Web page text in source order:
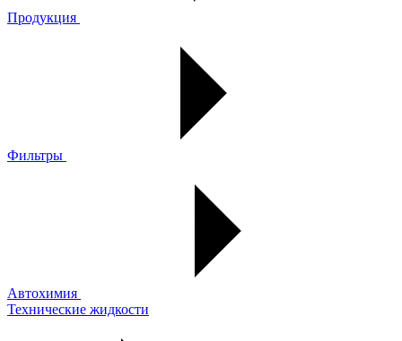
Продукция
Фильтры
Автохимия
Технические жидкости